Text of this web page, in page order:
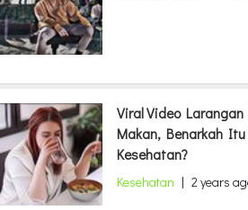
Viral Video
Makan, Benarkah
Kesehatan?
Kesehatan | 2 years